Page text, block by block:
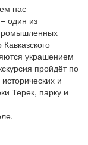
нас
– один из
украшением
пройдёт по
и
Терек, парку и